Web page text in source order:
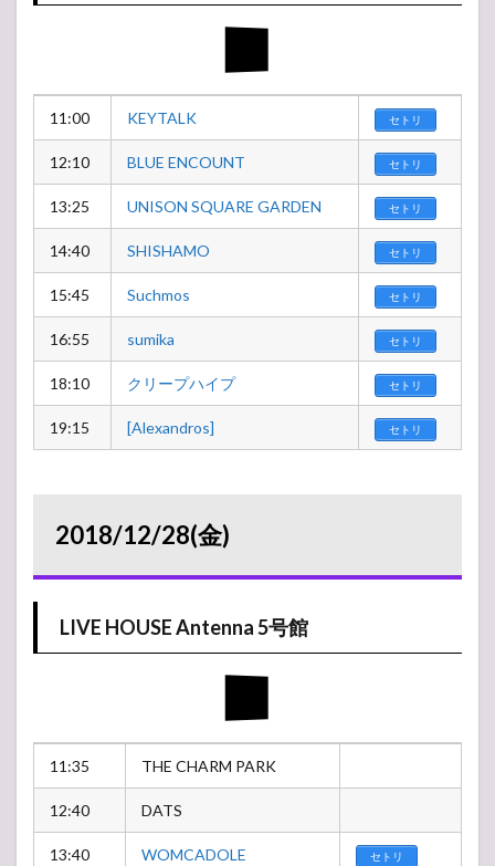
11:00 KEYTALK セトリ
12:10 BLUE ENCOUNT セトリ
13:25 UNISON SQUARE GARDEN セトリ
14:40 SHISHAMO セトリ
15:45 Suchmos セトリ
16:55 sumika セトリ
18:10 クリープハイプ セトリ
19:15 [Alexandros] セトリ
2018/12/28(金)
LIVE HOUSE Antenna 5号館
11:35 THE CHARM PARK
12:40 DATS
13:40 WOMCADOLE セトリ